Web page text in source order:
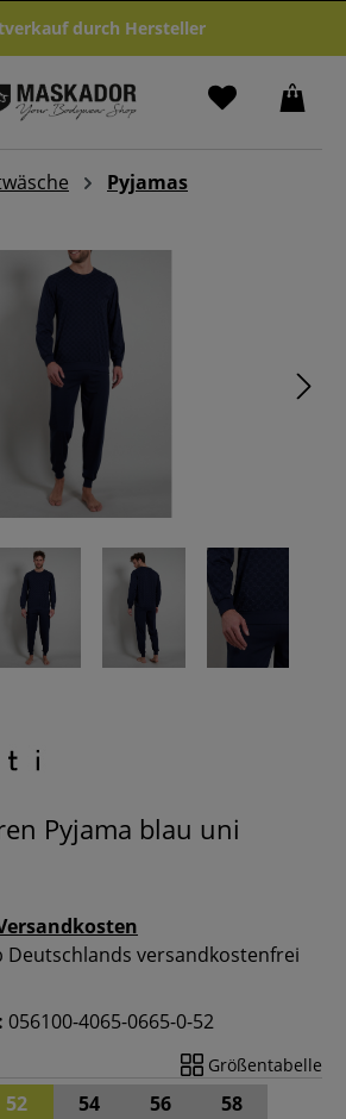
durch Hersteller
Pyjamas
Pyjama blau uni
Deutschlands versandkostenfrei
056100-4065-0665-0-52
Größentabelle
52 54 56 58